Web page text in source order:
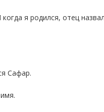
я родился, отец
Сафар.